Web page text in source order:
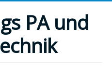
PA und